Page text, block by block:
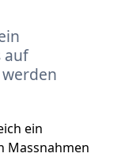
auf
ein
Massnahmen